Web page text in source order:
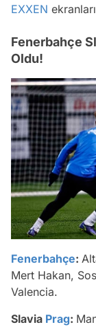
EXXEN
Fenerbahçe
Oldu!
Fenerbahçe:
Mert Hakan,
Valencia.
Slavia Prag: